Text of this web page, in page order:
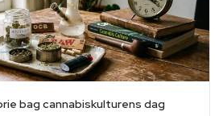
bag cannabiskulturens dag